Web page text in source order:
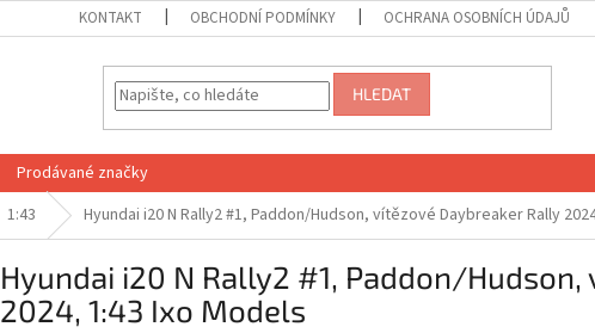
KONTAKT OBCHODNÍ PODMÍNKY OCHRANA OSOBNÍCH ÚDAJŮ
HLEDAT
Prodávané značky
1:43 Hyundai i20 N Rally2 #1, Paddon/Hudson, vítězové Daybreaker Rally
Hyundai i20 N Rally2 #1, Paddon/
2024, 1:43 Ixo Models